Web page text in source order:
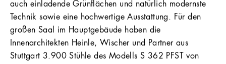
auch einladende Grünflächen und natürlich modernste
Technik sowie eine hochwertige Ausstattung. Für den
großen Saal im Hauptgebäude haben die
Innenarchitekten Heinle, Wischer und Partner aus
Stuttgart 3.900 Stühle des Modells S 362 PFST von